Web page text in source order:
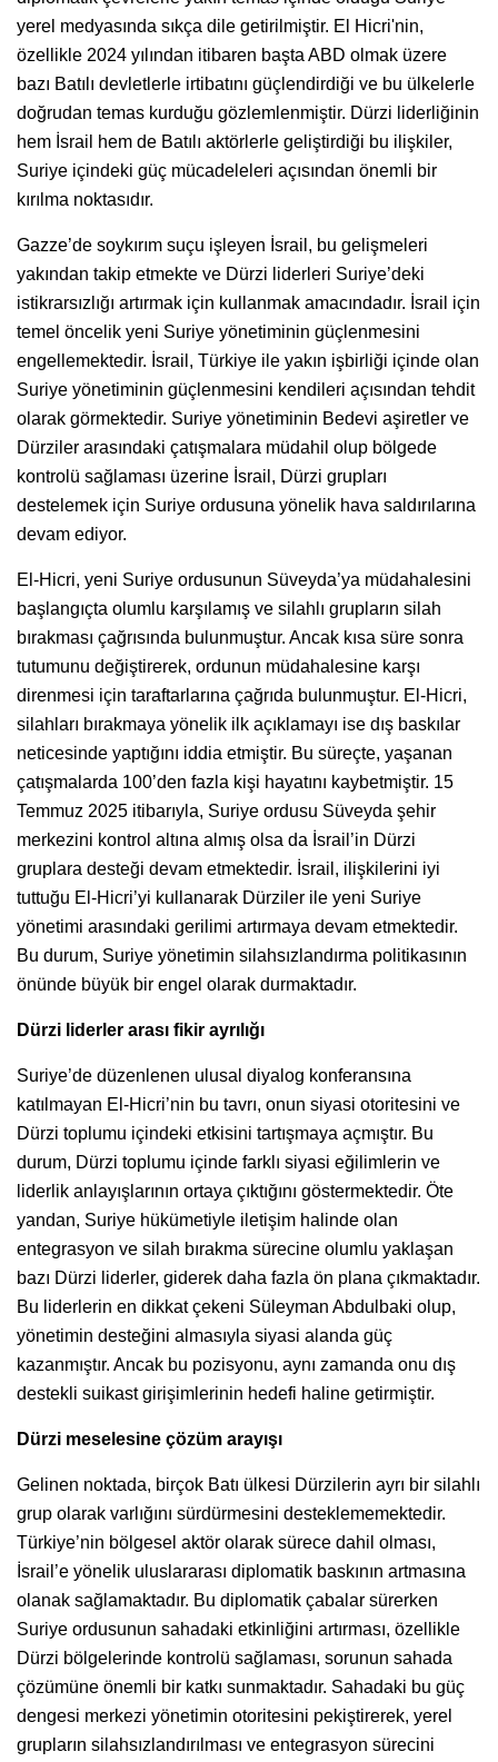
yerel medyasında sıkça dile getirilmiştir. El Hicri'nin,
özellikle 2024 yılından itibaren başta ABD olmak üzere
bazı Batılı devletlerle irtibatını güçlendirdiği ve bu ülkelerle
doğrudan temas kurduğu gözlemlenmiştir. Dürzi liderliğinin
hem İsrail hem de Batılı aktörlerle geliştirdiği bu ilişkiler,
Suriye içindeki güç mücadeleleri açısından önemli bir
kırılma noktasıdır.
Gazze’de soykırım suçu işleyen İsrail, bu gelişmeleri
yakından takip etmekte ve Dürzi liderleri Suriye’deki
istikrarsızlığı artırmak için kullanmak amacındadır. İsrail için
temel öncelik yeni Suriye yönetiminin güçlenmesini
engellemektedir. İsrail, Türkiye ile yakın işbirliği içinde olan
Suriye yönetiminin güçlenmesini kendileri açısından tehdit
olarak görmektedir. Suriye yönetiminin Bedevi aşiretler ve
Dürziler arasındaki çatışmalara müdahil olup bölgede
kontrolü sağlaması üzerine İsrail, Dürzi grupları
destelemek için Suriye ordusuna yönelik hava saldırılarına
devam ediyor.
El-Hicri, yeni Suriye ordusunun Süveyda’ya müdahalesini
başlangıçta olumlu karşılamış ve silahlı grupların silah
bırakması çağrısında bulunmuştur. Ancak kısa süre sonra
tutumunu değiştirerek, ordunun müdahalesine karşı
direnmesi için taraftarlarına çağrıda bulunmuştur. El-Hicri,
silahları bırakmaya yönelik ilk açıklamayı ise dış baskılar
neticesinde yaptığını iddia etmiştir. Bu süreçte, yaşanan
çatışmalarda 100’den fazla kişi hayatını kaybetmiştir. 15
Temmuz 2025 itibarıyla, Suriye ordusu Süveyda şehir
merkezini kontrol altına almış olsa da İsrail’in Dürzi
gruplara desteği devam etmektedir. İsrail, ilişkilerini iyi
tuttuğu El-Hicri’yi kullanarak Dürziler ile yeni Suriye
yönetimi arasındaki gerilimi artırmaya devam etmektedir.
Bu durum, Suriye yönetimin silahsızlandırma politikasının
önünde büyük bir engel olarak durmaktadır.
Dürzi liderler arası fikir ayrılığı
Suriye’de düzenlenen ulusal diyalog konferansına
katılmayan El-Hicri’nin bu tavrı, onun siyasi otoritesini ve
Dürzi toplumu içindeki etkisini tartışmaya açmıştır. Bu
durum, Dürzi toplumu içinde farklı siyasi eğilimlerin ve
liderlik anlayışlarının ortaya çıktığını göstermektedir. Öte
yandan, Suriye hükümetiyle iletişim halinde olan
entegrasyon ve silah bırakma sürecine olumlu yaklaşan
bazı Dürzi liderler, giderek daha fazla ön plana çıkmaktadır.
Bu liderlerin en dikkat çekeni Süleyman Abdulbaki olup,
yönetimin desteğini almasıyla siyasi alanda güç
kazanmıştır. Ancak bu pozisyonu, aynı zamanda onu dış
destekli suikast girişimlerinin hedefi haline getirmiştir.
Dürzi meselesine çözüm arayışı
Gelinen noktada, birçok Batı ülkesi Dürzilerin ayrı bir silahlı
grup olarak varlığını sürdürmesini desteklememektedir.
Türkiye’nin bölgesel aktör olarak sürece dahil olması,
İsrail’e yönelik uluslararası diplomatik baskının artmasına
olanak sağlamaktadır. Bu diplomatik çabalar sürerken
Suriye ordusunun sahadaki etkinliğini artırması, özellikle
Dürzi bölgelerinde kontrolü sağlaması, sorunun sahada
çözümüne önemli bir katkı sunmaktadır. Sahadaki bu güç
dengesi merkezi yönetimin otoritesini pekiştirerek, yerel
grupların silahsızlandırılması ve entegrasyon sürecini